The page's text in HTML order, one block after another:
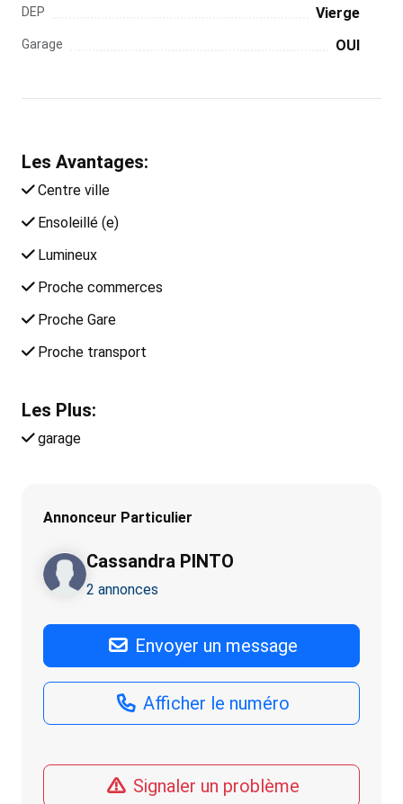
DEP Vierge
Garage OUI
Les Avantages:
Centre ville
Ensoleillé (e)
Lumineux
Proche commerces
Proche Gare
Proche transport
Les Plus:
garage
Annonceur Particulier
Cassandra PINTO
2 annonces
Envoyer un message
Afficher le numéro
Signaler un problème